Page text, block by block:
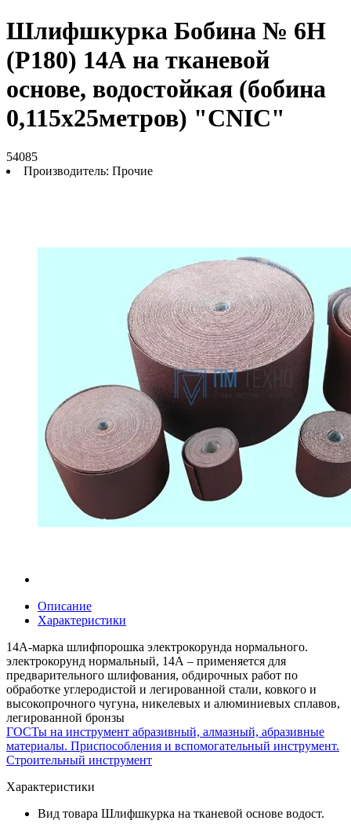
Шлифшкурка Бобина № 6Н
(P180) 14А на тканевой
основе, водостойкая (бобина
0,115х25метров) "CNIC"
54085
Производитель: Прочие
Описание
Характеристики
14А-марка шлифпорошка электрокорунда нормального.
электрокорунд нормальный, 14А – применяется для
предварительного шлифования, обдирочных работ по
обработке углеродистой и легированной стали, ковкого и
высокопрочного чугуна, никелевых и алюминиевых сплавов,
легированной бронзы
ГОСТы на инструмент абразивный, алмазный, абразивные
материалы. Приспособления и вспомогательный инструмент.
Строительный инструмент
Характеристики
Вид товара Шлифшкурка на тканевой основе водост.